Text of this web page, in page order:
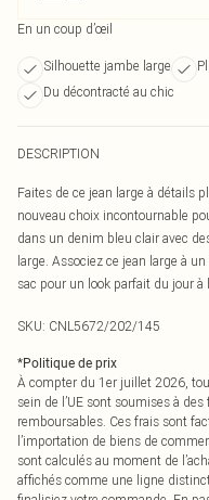
En un coup d’œil
Silhouette jambe large
Du décontracté au chic
DESCRIPTION
Faites de ce jean large à détails
nouveau choix incontournable
dans un denim bleu clair avec
large. Associez ce jean large à
sac pour un look parfait du jour à
SKU: CNL5672/202/145
*Politique de prix
À compter du 1er juillet 2026,
sein de l’UE sont soumises à
remboursables. Ces frais sont
l’importation de biens de
sont calculés au moment de
affichés comme une ligne